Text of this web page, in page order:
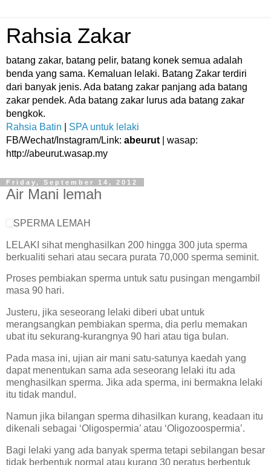
Rahsia Zakar
batang zakar, batang pelir, batang konek semua adalah
benda yang sama. Kemaluan lelaki. Batang Zakar terdiri
dari banyak jenis. Ada batang zakar panjang ada batang
zakar pendek. Ada batang zakar lurus ada batang zakar
bengkok.
Rahsia Batin
SPA untuk lelaki
FB/Wechat/Instagram/Link: abeurut | wasap:
http://abeurut.wasap.my
Friday, September 14, 2012
Air Mani lemah
SPERMA LEMAH
LELAKI sihat menghasilkan 200 hingga 300 juta sperma
berkualiti sehari atau secara purata 70,000 sperma seminit.
Proses pembiakan sperma untuk satu pusingan mengambil
masa 90 hari.
Justeru, jika seseorang lelaki diberi ubat untuk
merangsangkan pembiakan sperma, dia perlu memakan
ubat itu sekurang-kurangnya 90 hari atau tiga bulan.
Pada masa ini, ujian air mani satu-satunya kaedah yang
dapat menentukan sama ada seseorang lelaki itu ada
menghasilkan sperma. Jika ada sperma, ini bermakna lelaki
itu tidak mandul.
Namun jika bilangan sperma dihasilkan kurang, keadaan itu
dikenali sebagai ‘Oligospermia’ atau ‘Oligozoospermia’.
Bagi lelaki yang ada banyak sperma tetapi sebilangan besar
tidak berbentuk normal atau kurang 30 peratus berbentuk